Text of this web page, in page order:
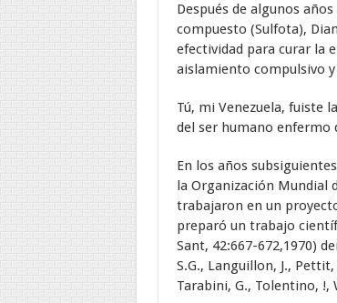
Después de algunos
compuesto (Sulfota),
efectividad para curar la
aislamiento compulsivo
Tú, mi Venezuela, fuiste
del ser humano enfermo
En los años
la Organización Mundial
trabajaron en un
preparó un trabajo
Sant, 42:667-672,1970)
S.G., Languillon, J., Pettit,
Tarabini, G., Tolentino, !,